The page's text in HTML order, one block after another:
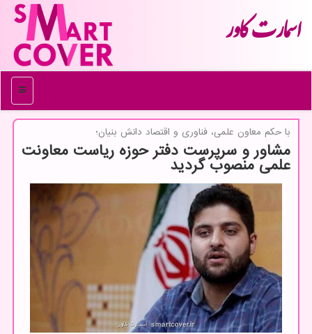
اسمارت كاور
منو
با حكم معاون علمی، فناوری و اقتصاد دانش بنیان؛
مشاور و سرپرست دفتر حوزه ریاست معاونت
علمی منصوب گردید